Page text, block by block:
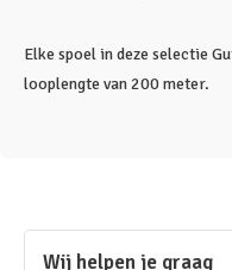
Elke spoel in deze selectie
looplengte van 200 meter.
Wij helpen je graag